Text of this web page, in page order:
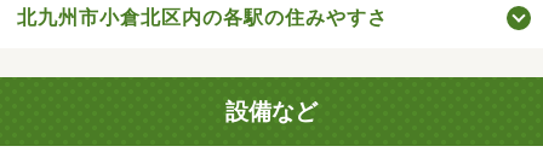
北九州市小倉北区内の各駅の住みやすさ
設備など